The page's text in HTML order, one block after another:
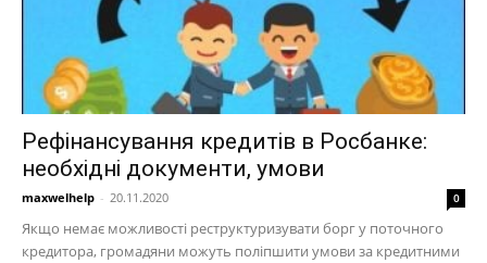
Рефінансування кредитів в Росбанке:
необхідні документи, умови
maxwelhelp - 20.11.2020 0
Якщо немає можливості реструктуризувати борг у поточного
кредитора, громадяни можуть поліпшити умови за кредитними